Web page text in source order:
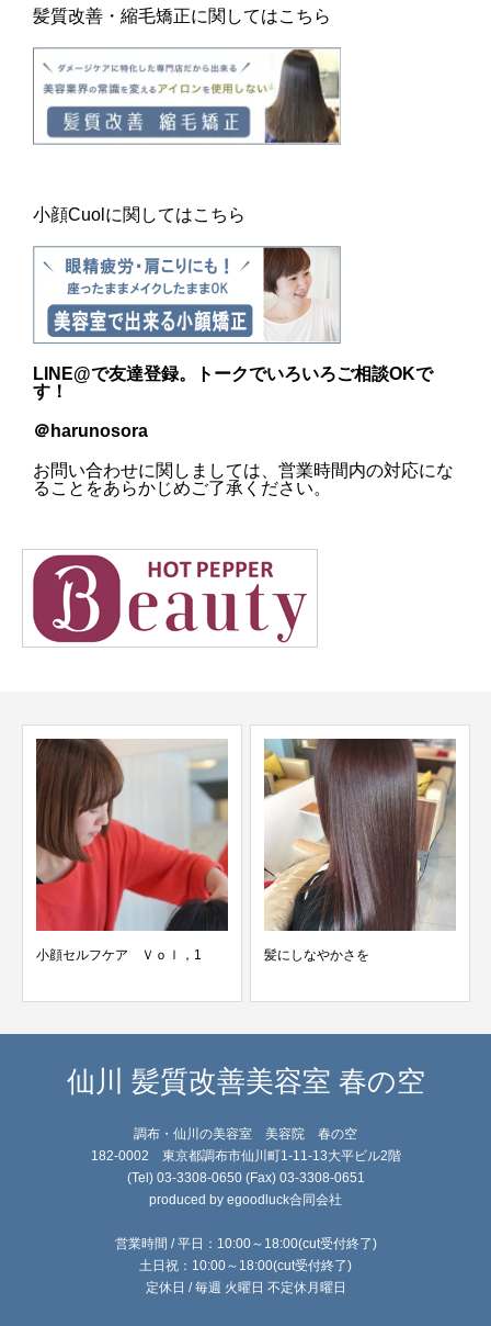
髪質改善・縮毛矯正に関してはこちら
小顔Cuolに関してはこちら
LINE@で友達登録。トークでいろいろご相談OKで
す！
＠harunosora
お問い合わせに関しましては、営業時間内の対応にな
ることをあらかじめご了承ください。
小顔セルフケア Ｖｏｌ，1 髪にしなやかさを
仙川 髪質改善美容室 春の空
調布・仙川の美容室 美容院 春の空
182-0002 東京都調布市仙川町1-11-13大平ビル2階
(Tel) 03-3308-0650 (Fax) 03-3308-0651
produced by egoodluck合同会社
営業時間 / 平日：10:00～18:00(cut受付終了)
土日祝：10:00～18:00(cut受付終了)
定休日 / 毎週 火曜日 不定休月曜日